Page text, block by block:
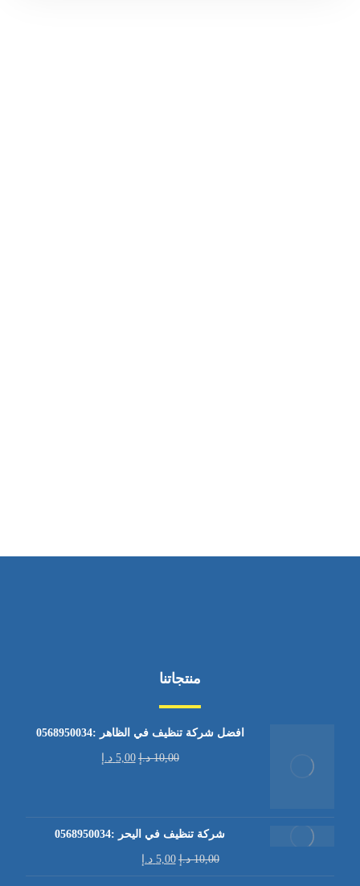
منتجاتنا
افضل شركة تنظيف في الظاهر :0568950034
10,00 د.إ 5,00 د.إ
شركة تنظيف في اليحر :0568950034
10,00 د.إ 5,00 د.إ